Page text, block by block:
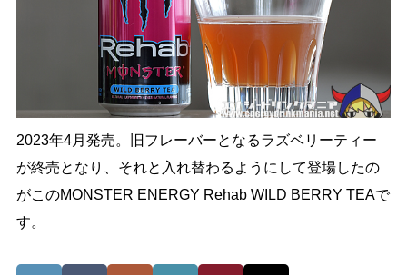
2023年4月発売。旧フレーバーとなるラズベリーティー
が終売となり、それと入れ替わるようにして登場したの
がこのMONSTER ENERGY Rehab WILD BERRY TEAで
す。